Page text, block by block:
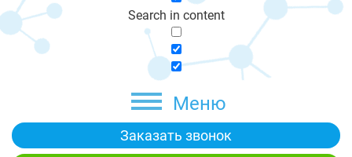
Search in content
Меню
Заказать звонок